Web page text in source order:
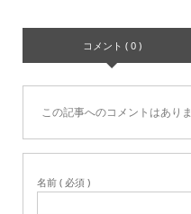
コメント ( 0 )
この記事へのコメントはありま
名前 ( 必須 )